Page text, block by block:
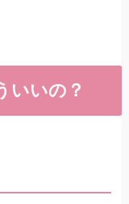
いいの？